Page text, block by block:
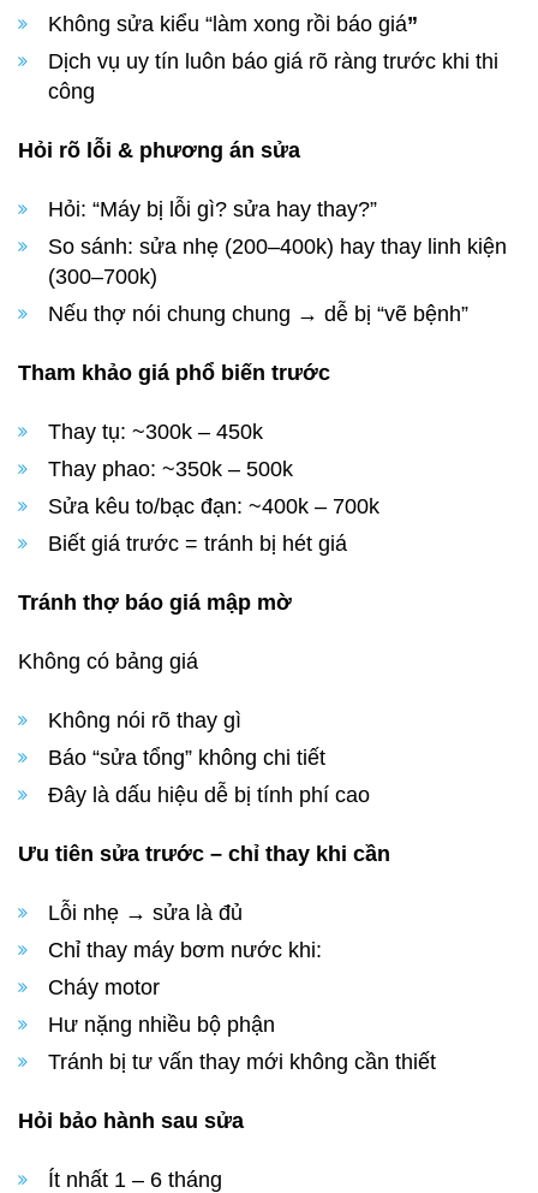
Không sửa kiểu “làm xong rồi báo giá”
Dịch vụ uy tín luôn báo giá rõ ràng trước khi thi
công
Hỏi rõ lỗi & phương án sửa
Hỏi: “Máy bị lỗi gì? sửa hay thay?”
So sánh: sửa nhẹ (200–400k) hay thay linh kiện
(300–700k)
Nếu thợ nói chung chung → dễ bị “vẽ bệnh”
Tham khảo giá phổ biến trước
Thay tụ: ~300k – 450k
Thay phao: ~350k – 500k
Sửa kêu to/bạc đạn: ~400k – 700k
Biết giá trước = tránh bị hét giá
Tránh thợ báo giá mập mờ
Không có bảng giá
Không nói rõ thay gì
Báo “sửa tổng” không chi tiết
Đây là dấu hiệu dễ bị tính phí cao
Ưu tiên sửa trước – chỉ thay khi cần
Lỗi nhẹ → sửa là đủ
Chỉ thay máy bơm nước khi:
Cháy motor
Hư nặng nhiều bộ phận
Tránh bị tư vấn thay mới không cần thiết
Hỏi bảo hành sau sửa
Ít nhất 1 – 6 tháng